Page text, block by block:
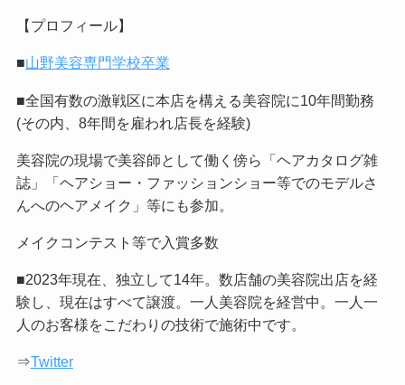
【プロフィール】
■山野美容専門学校卒業
■全国有数の激戦区に本店を構える美容院に10年間勤務
(その内、8年間を雇われ店長を経験)
美容院の現場で美容師として働く傍ら「ヘアカタログ雑
誌」「ヘアショー・ファッションショー等でのモデルさ
んへのヘアメイク」等にも参加。
メイクコンテスト等で入賞多数
■2023年現在、独立して14年。数店舗の美容院出店を経
験し、現在はすべて譲渡。一人美容院を経営中。一人一
人のお客様をこだわりの技術で施術中です。
⇒Twitter